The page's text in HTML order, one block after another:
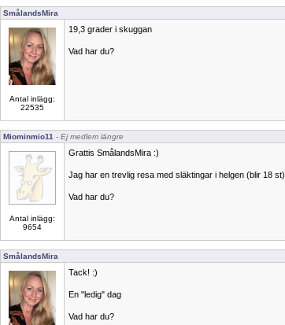
SmålandsMira
Antal inlägg:
22535
19,3 grader i skuggan
Vad har du?
Miominmio11 - Ej medlem längre
Antal inlägg:
9654
Grattis SmålandsMira :)
Jag har en trevlig resa med släktingar i helgen (blir 18 st)
Vad har du?
SmålandsMira
Tack! :)
En "ledig" dag
Vad har du?